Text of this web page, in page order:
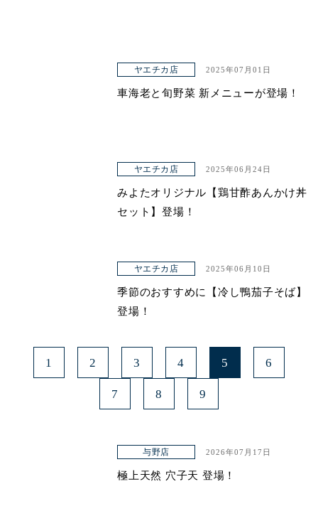
ヤエチカ店 2025年07月01日
車海老と旬野菜 新メニューが登場！
ヤエチカ店 2025年06月24日
みよたオリジナル【鶏甘酢あんかけ丼
セット】登場！
ヤエチカ店 2025年06月10日
季節のおすすめに【冷し鴨茄子そば】
登場！
1 2 3 4 5 6
7 8 9
与野店 2026年07月17日
極上天然 穴子天 登場！